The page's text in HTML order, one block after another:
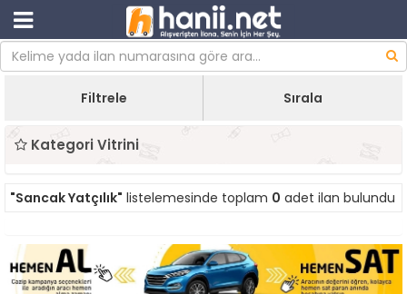
Filtrele Sırala
Kategori Vitrini
"Sancak Yatçılık" listelemesinde toplam 0 adet ilan bulundu